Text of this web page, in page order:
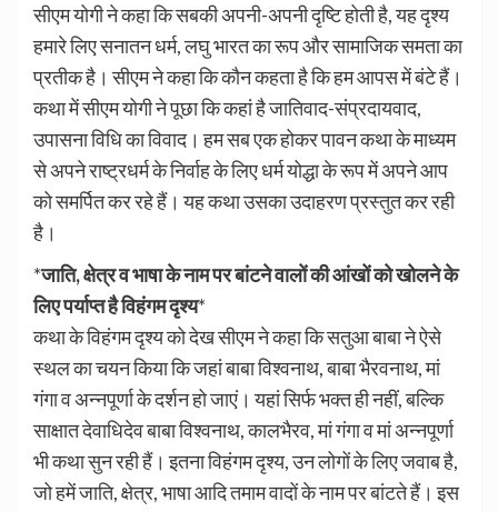
सीएम योगी ने कहा कि सबकी अपनी-अपनी दृष्टि होती है, यह दृश्य
हमारे लिए सनातन धर्म, लघु भारत का रूप और सामाजिक समता का
प्रतीक है। सीएम ने कहा कि कौन कहता है कि हम आपस में बंटे हैं।
कथा में सीएम योगी ने पूछा कि कहां है जातिवाद-संप्रदायवाद,
उपासना विधि का विवाद। हम सब एक होकर पावन कथा के माध्यम
से अपने राष्ट्रधर्म के निर्वाह के लिए धर्म योद्धा के रूप में अपने आप
को समर्पित कर रहे हैं। यह कथा उसका उदाहरण प्रस्तुत कर रही
है।
*जाति, क्षेत्र व भाषा के नाम पर बांटने वालों की आंखों को खोलने के
लिए पर्याप्त है विहंगम दृश्य*
कथा के विहंगम दृश्य को देख सीएम ने कहा कि सतुआ बाबा ने ऐसे
स्थल का चयन किया कि जहां बाबा विश्वनाथ, बाबा भैरवनाथ, मां
गंगा व अन्नपूर्णा के दर्शन हो जाएं। यहां सिर्फ भक्त ही नहीं, बल्कि
साक्षात देवाधिदेव बाबा विश्वनाथ, कालभैरव, मां गंगा व मां अन्नपूर्णा
भी कथा सुन रही हैं। इतना विहंगम दृश्य, उन लोगों के लिए जवाब है,
जो हमें जाति, क्षेत्र, भाषा आदि तमाम वादों के नाम पर बांटते हैं। इस